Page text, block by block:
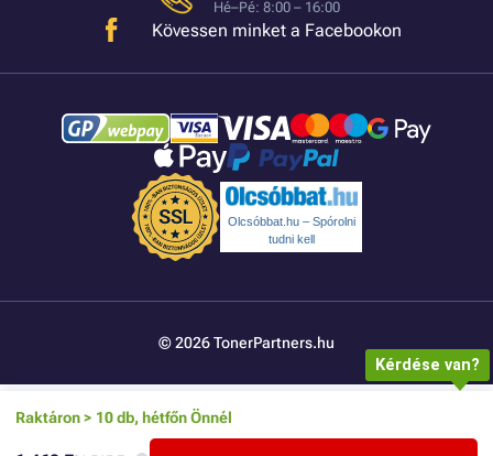
Raktáron > 10 db, hétfőn Önnél
Hé–Pé: 8:00 – 16:00
Kövessen minket a Facebookon
Olcsóbbat.hu – Spórolni
tudni kell
© 2026 TonerPartners.hu
Kérdése van?